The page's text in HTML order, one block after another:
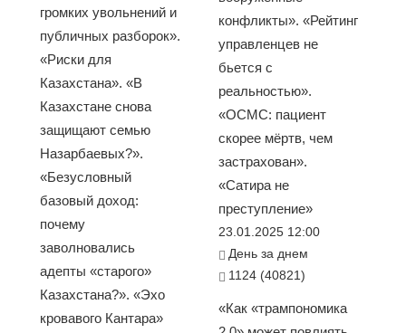
громких увольнений и
публичных разборок».
«Риски для
Казахстана». «В
Казахстане снова
защищают семью
Назарбаевых?».
«Безусловный
базовый доход:
почему
заволновались
адепты «старого»
Казахстана?». «Эхо
кровавого Кантара»
конфликты». «Рейтинг
управленцев не
бьется с
реальностью».
«ОСМС: пациент
скорее мёртв, чем
застрахован».
«Сатира не
преступление»
23.01.2025 12:00
День за днем
1124 (40821)
«Как «трампономика